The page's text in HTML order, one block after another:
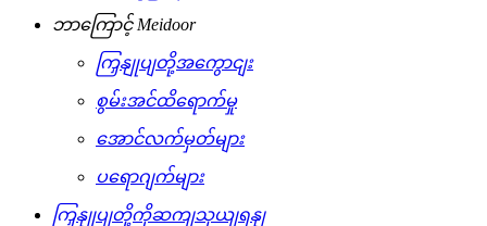
ဘာကြောင့် Meidoor
ကြှနျုပျတို့အကွောငျး
စွမ်းအင်ထိရောက်မှု
အောင်လက်မှတ်များ
ပရောဂျက်များ
ကြှနျုပျတို့ကိုဆကျသှယျရနျ